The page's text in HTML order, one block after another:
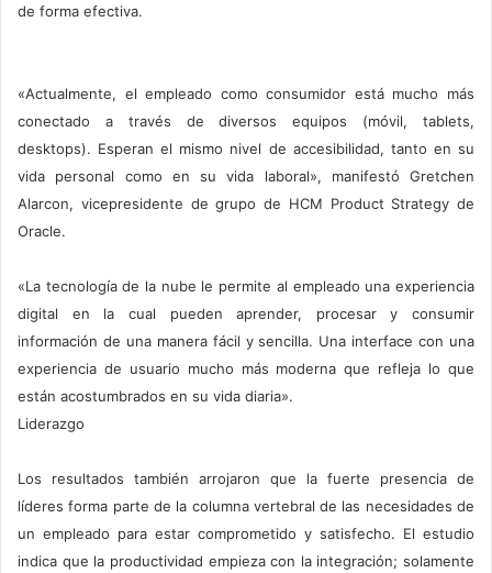
de forma efectiva.
«Actualmente, el empleado como consumidor está mucho más
conectado a través de diversos equipos (móvil, tablets,
desktops). Esperan el mismo nivel de accesibilidad, tanto en su
vida personal como en su vida laboral», manifestó Gretchen
Alarcon, vicepresidente de grupo de HCM Product Strategy de
Oracle.
«La tecnología de la nube le permite al empleado una experiencia
digital en la cual pueden aprender, procesar y consumir
información de una manera fácil y sencilla. Una interface con una
experiencia de usuario mucho más moderna que refleja lo que
están acostumbrados en su vida diaria».
Liderazgo
Los resultados también arrojaron que la fuerte presencia de
líderes forma parte de la columna vertebral de las necesidades de
un empleado para estar comprometido y satisfecho. El estudio
indica que la productividad empieza con la integración; solamente